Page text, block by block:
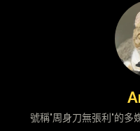
號稱"周身刀無張利"的多